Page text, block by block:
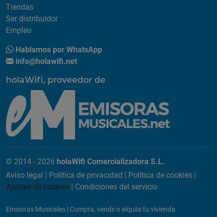
Tiendas
Ser distribuidor
Empleo
Hablamos por WhatsApp
info@holawifi.net
holaWifi, proveedor de
© 2014 - 2026 holaWifi Comercializadora S.L.
Aviso legal | Política de privacidad | Política de cookies |
Ajustes de cookies | Condiciones del servicio
Emisoras Musicales | Compra, vende o alquila tu vivienda